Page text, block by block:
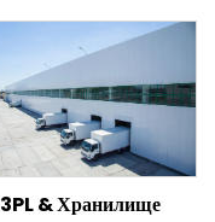
3PL & Хранилище